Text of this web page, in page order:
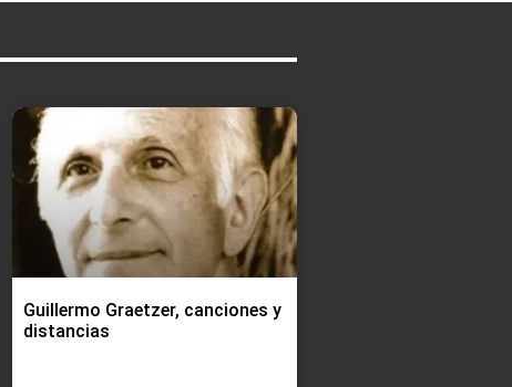
Guillermo Graetzer, canciones y
distancias